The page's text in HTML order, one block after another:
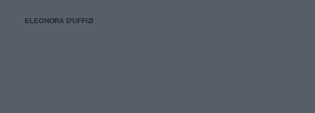
ELEONORA D'UFFIZI